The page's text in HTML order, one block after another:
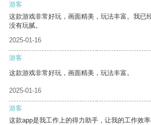
游客
这款游戏非常好玩，画面精美，玩法丰富。我已
没有玩腻。
2025-01-16
游客
这款游戏非常好玩，画面精美，玩法丰富。
2025-01-16
游客
这款app是我工作上的得力助手，让我的工作效